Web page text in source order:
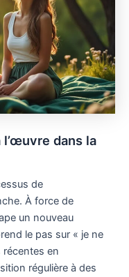
l’œuvre dans la
de
À force de
un nouveau
le pas sur « je ne
récentes en
régulière à des